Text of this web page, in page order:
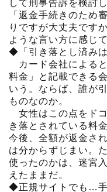
して刑事告訴を検討
「返金手続きのため
りですが大丈夫です
ような言い方に感じ
◆「引き落とし済みは
カード会社による
料金」と記載できる
いう。ならば、誰が
ものなのか。
女性はこの点をドコ
き落とされている料
今後、全額が返金さ
は分からずじまい。
使ったのかは、迷宮
えたままだ。
◆正規サイトでも…手